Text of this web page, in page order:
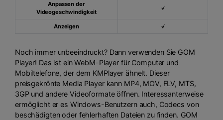
Anpassen der
Videogeschwindigkeit
√
Anzeigen √
Noch immer unbeeindruckt? Dann verwenden Sie GOM
Player! Das ist ein WebM-Player für Computer und
Mobiltelefone, der dem KMPlayer ähnelt. Dieser
preisgekrönte Media Player kann MP4, MOV, FLV, MTS,
3GP und andere Videoformate öffnen. Interessanterweise
ermöglicht er es Windows-Benutzern auch, Codecs von
beschädigten oder fehlerhaften Dateien zu finden. GOM